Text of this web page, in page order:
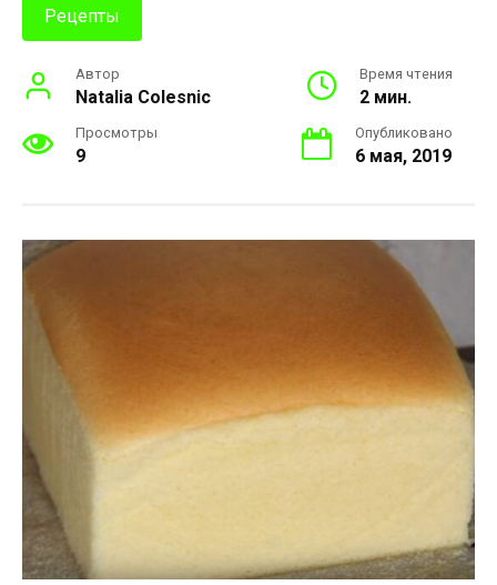
Рецепты
Автор
Natalia Colesnic
Время чтения
2 мин.
Просмотры
9
Опубликовано
6 мая, 2019